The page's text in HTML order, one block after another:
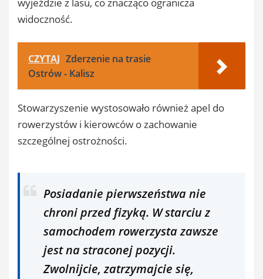
widoczność.
CZYTAJ Zderzenie na trasie
Ostrów - Kalisz
Stowarzyszenie wystosowało również apel do
rowerzystów i kierowców o zachowanie
szczególnej ostrożności.
Posiadanie pierwszeństwa nie
chroni przed fizyką. W starciu z
samochodem rowerzysta zawsze
jest na straconej pozycji.
Zwolnijcie, zatrzymajcie się,